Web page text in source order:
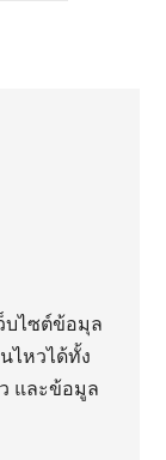
บไซต์ข้อมุล
ไหวได้ทั้ง
และข้อมูล